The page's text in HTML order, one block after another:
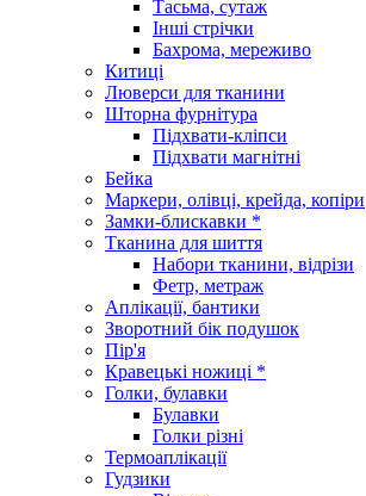
Тасьма, сутаж
Інші стрічки
Бахрома, мереживо
Китиці
Люверси для тканини
Шторна фурнітура
Підхвати-кліпси
Підхвати магнітні
Бейка
Маркери, олівці, крейда, копіри
Замки-блискавки *
Тканина для шиття
Набори тканини, відрізи
Фетр, метраж
Аплікації, бантики
Зворотний бік подушок
Пір'я
Кравецькі ножиці *
Голки, булавки
Булавки
Голки різні
Термоаплікації
Гудзики